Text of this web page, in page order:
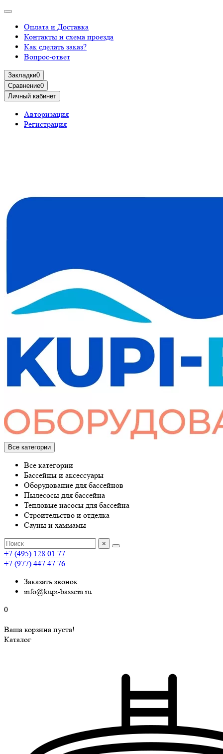
Оплата и Доставка
Контакты и схема проезда
Как сделать заказ?
Вопрос-ответ
Закладки0
Сравнение0
Личный кабинет
Авторизация
Регистрация
Все категории
Все категории
Бассейны и аксессуары
Оборудование для бассейнов
Пылесосы для бассейна
Тепловые насосы для бассейна
Строительство и отделка
Сауны и хаммамы
×
+7 (495) 128 01 77
+7 (977) 447 47 76
Заказать звонок
info@kupi-bassein.ru
0
Ваша корзина пуста!
Каталог